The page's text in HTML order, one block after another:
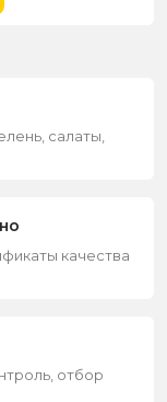
салаты,
качества
отбор